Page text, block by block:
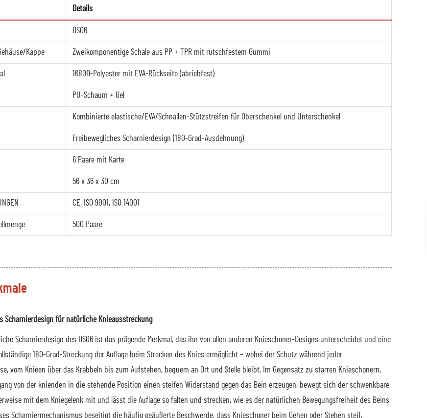
Details
DS06
Kappe Zweikomponentige Schale aus PP + TPR mit rutschfestem Gummi
1680D-Polyester mit EVA-Rückseite (abriebfest)
PU-Schaum + Gel
Kombinierte elastische/EVA/Schnallen-Stützstreifen für Oberschenkel und Unterschenkel
Freibewegliches Scharnierdesign (180-Grad-Ausdehnung)
6 Paare mit Karte
56 x 36 x 30 cm
CE, ISO 9001, ISO 14001
500 Paare
Scharnierdesign für natürliche Knieausstreckung
Scharnierdesign des DS06 ist das prägende Merkmal, das ihn von allen anderen Knieschoner-Designs unterscheidet und eine
180-Grad-Streckung der Auflage beim Strecken des Knies ermöglicht – wobei der Schutz während jeder
vom Knieen über das Krabbeln bis zum Aufstehen, bequem an Ort und Stelle bleibt. Im Gegensatz zu starren Knieschonern,
von der knienden in die stehende Position einen steifen Widerstand gegen das Bein erzeugen, bewegt sich der schwenkbare
mit dem Kniegelenk mit und lässt die Auflage so falten und strecken, wie es der natürlichen Bewegungsfreiheit des Beins
Scharniermechanismus beseitigt die häufig geäußerte Beschwerde, dass Knieschoner beim Gehen oder Stehen steif,